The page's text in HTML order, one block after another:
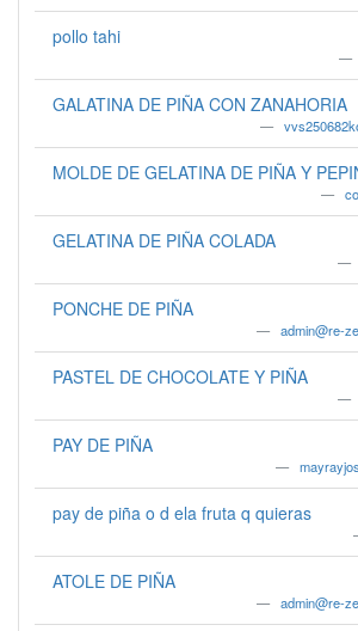
pollo tahi
GALATINA DE PIÑA CON ZANAHORIA
MOLDE DE GELATINA DE PIÑA Y
GELATINA DE PIÑA COLADA
PONCHE DE PIÑA
admin@re-
PASTEL DE CHOCOLATE Y PIÑA
PAY DE PIÑA
pay de piña o d ela fruta q quieras
ATOLE DE PIÑA
admin@re-